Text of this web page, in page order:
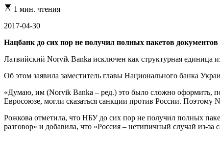
Расчетное
чтения
1 мин. чтения
2017-04-30
Нацбанк до сих пор не получил полных пакетов
Латвийский Norvik Banka исключен как структурная единица
Об этом заявила заместитель главы Национального банка
«Думаю, им (Norvik Banka – ред.) это было сложно оформить,
Евросоюзе, могли сказаться санкции против России. Поэтому
Рожкова отметила, что НБУ до сих пор не получил полных
разговор» и добавила, что «Россия – нетипичный случай из-за